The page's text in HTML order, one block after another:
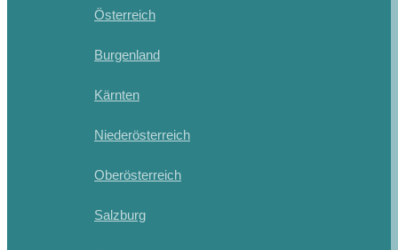
Österreich
Burgenland
Kärnten
Niederösterreich
Oberösterreich
Salzburg